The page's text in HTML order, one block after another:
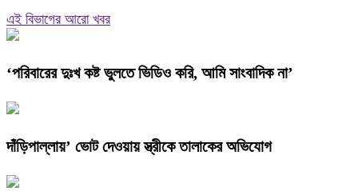
এই বিভাগের আরো খবর
‘পরিবারের দুঃখ কষ্ট ভুলতে ভিডিও করি, আমি সাংবাদিক না’
দাঁড়িপাল্লায়’ ভোট দেওয়ায় স্ত্রীকে তালাকের অভিযোগ